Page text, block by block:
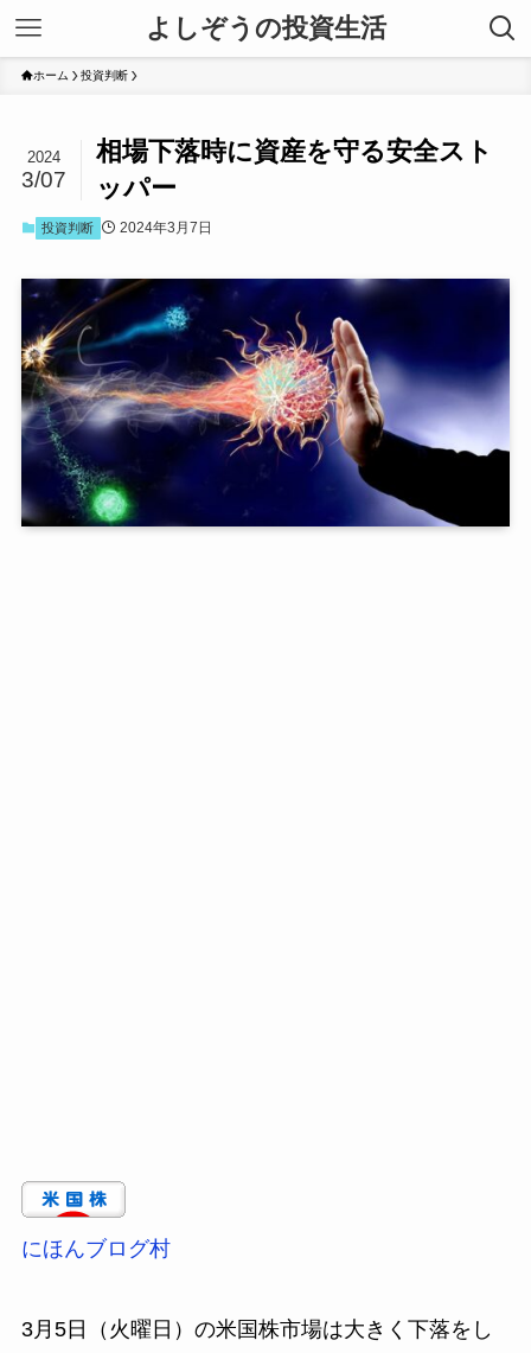
よしぞうの投資生活
ホーム 投資判断
相場下落時に資産を守る安全スト
ッパー
2024
3/07
投資判断 2024年3月7日
にほんブログ村
3月5日（火曜日）の米国株市場は大きく下落をし